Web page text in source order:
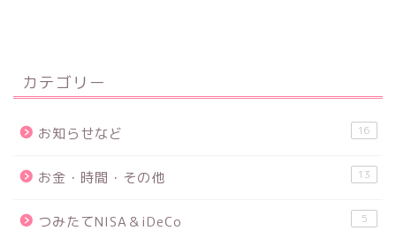
カテゴリー
お知らせなど 16
お金・時間・その他 13
つみたてNISA＆iDeCo 5